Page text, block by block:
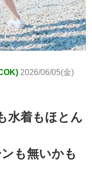
2026/06/05(金)
水着もほとん
も無いかも